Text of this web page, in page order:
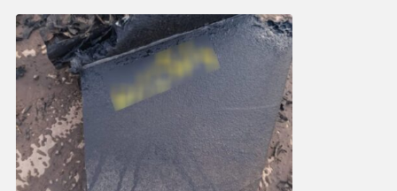
18:50 сьогодні